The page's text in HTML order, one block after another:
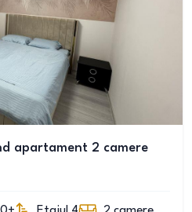
apartament 2 camere